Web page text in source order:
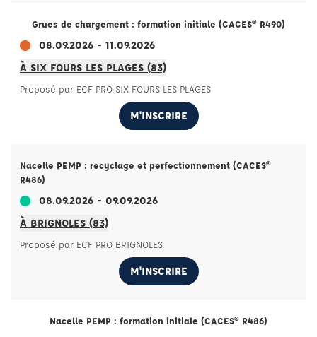
Grues de chargement : formation initiale (CACES® R490)
08.09.2026 - 11.09.2026
À SIX FOURS LES PLAGES (83)
Proposé par ECF PRO SIX FOURS LES PLAGES
M'INSCRIRE
Nacelle PEMP : recyclage et perfectionnement (CACES®
R486)
08.09.2026 - 09.09.2026
À BRIGNOLES (83)
Proposé par ECF PRO BRIGNOLES
M'INSCRIRE
Nacelle PEMP : formation initiale (CACES® R486)